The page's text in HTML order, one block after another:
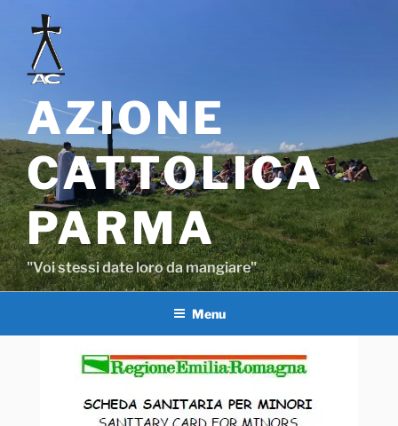
contenuto
AZIONE
CATTOLICA
PARMA
"Voi stessi date loro da mangiare"
Menu